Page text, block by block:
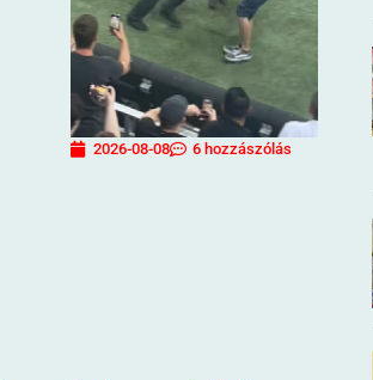
2026-08-08 6 hozzászólás